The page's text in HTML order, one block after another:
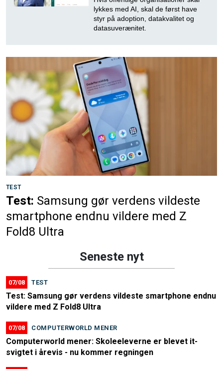
lykkes med AI, skal de først have
styr på adoption, datakvalitet og
datasuverænitet.
TEST
Test: Samsung gør verdens vildeste
smartphone endnu vildere med Z
Fold8 Ultra
Seneste nyt
07/08 TEST
Test: Samsung gør verdens vildeste smartphone endnu
vildere med Z Fold8 Ultra
07/08 COMPUTERWORLD MENER
Computerworld mener: Skoleeleverne er blevet it-
svigtet i årevis - nu kommer regningen